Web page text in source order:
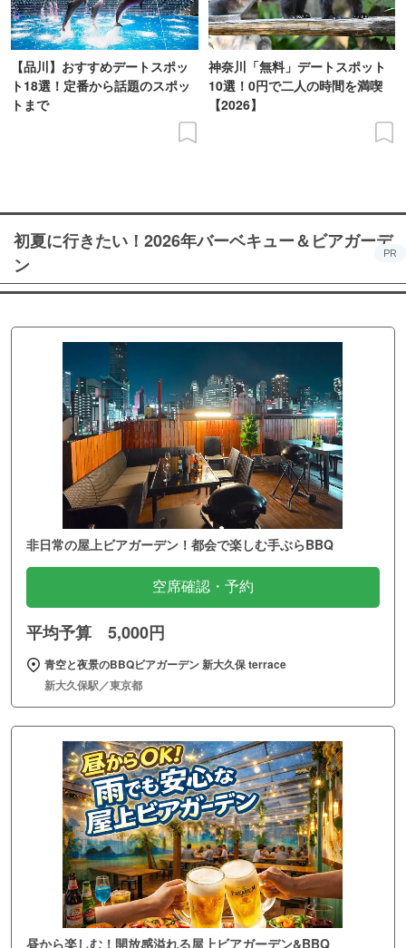
【品川】おすすめデートスポッ
ト18選！定番から話題のスポッ
トまで
神奈川「無料」デートスポット
10選！0円で二人の時間を満喫
【2026】
初夏に行きたい！2026年バーベキュー＆ビアガーデ
ン
PR
非日常の屋上ビアガーデン！都会で楽しむ手ぶらBBQ
空席確認・予約
平均予算 5,000円
青空と夜景のBBQビアガーデン 新大久保 terrace
新大久保駅／東京都
昼から楽しむ！開放感溢れる屋上ビアガーデン&BBQ